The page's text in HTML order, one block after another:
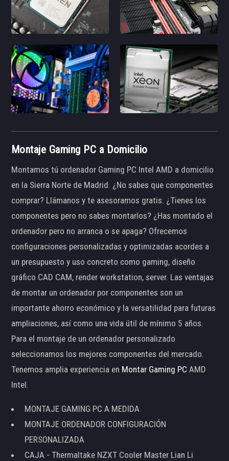
Montaje Gaming PC a Domicilio
Montamos tú ordenador Gaming PC Intel AMD a domicilio
en la Sierra Norte de Madrid. ¿No sabes que componentes
comprar? Llámanos y te asesoramos gratis. ¿Tienes los
componentes pero no sabes montarlos? ¿Has montado el
ordenador pero no arranca o se apaga? Ofrecemos
configuraciones personalizadas y optimizadas acordes a
un presupuesto y uso concreto como gaming, diseño
gráfico CAD CAM, render workstation, server. Las ventajas
de montar un ordenador por componentes son un
importante ahorro económico y la versatilidad para futuras
ampliaciones, así como una vida útil de mínimo 5 años.
Para el montaje de un ordenador personalizado
seleccionamos los mejores componentes del mercado.
Tenemos amplia experiencia en Montar Gaming PC AMD
Intel.
MONTAJE GAMING PC A MEDIDA
MONTAJE ORDENADOR CONFIGURACIÓN
PERSONALIZADA
CAJA - Thermaltake NZXT Cooler Master Lian Li